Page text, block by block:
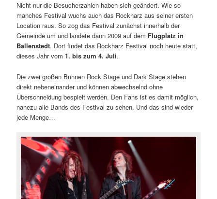
Nicht nur die Besucherzahlen haben sich geändert. Wie so
manches Festival wuchs auch das Rockharz aus seiner ersten
Location raus. So zog das Festival zunächst innerhalb der
Gemeinde um und landete dann 2009 auf dem Flugplatz in
Ballenstedt. Dort findet das Rockharz Festival noch heute statt,
dieses Jahr vom1. bis zum 4. Juli.
Die zwei großen Bühnen Rock Stage und Dark Stage stehen
direkt nebeneinander und können abwechselnd ohne
Überschneidung bespielt werden. Den Fans ist es damit möglich,
nahezu alle Bands des Festival zu sehen. Und das sind wieder
jede Menge…